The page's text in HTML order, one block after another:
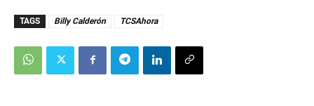
TAGS Billy Calderón TCSAhora